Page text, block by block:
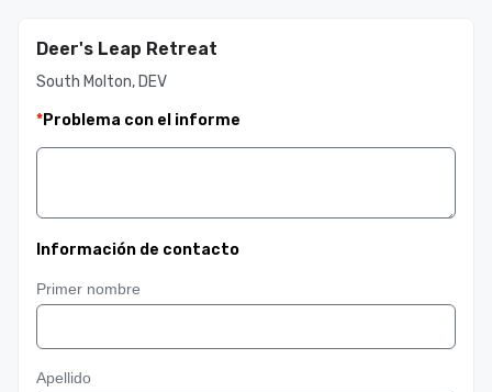
Deer's Leap Retreat
South Molton, DEV
*Problema con el informe
Información de contacto
Primer nombre
Apellido